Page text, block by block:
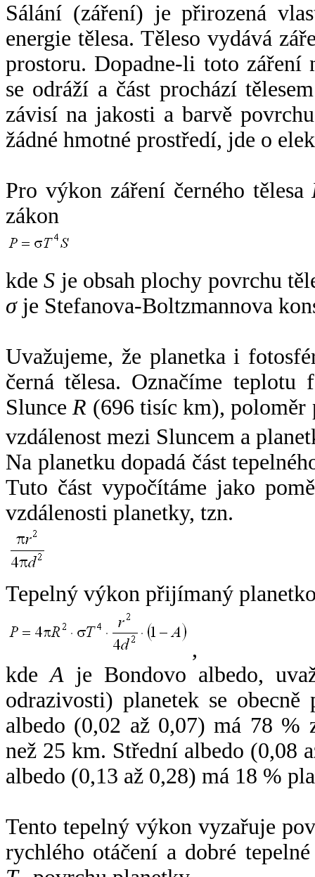
Sálání (záření) je přirozená
energie tělesa. Těleso vydává
prostoru. Dopadne-li toto záření
se odráží a část prochází
závisí na jakosti a barvě
žádné hmotné prostředí, jde o
Pro výkon záření černého tělesa
zákon
kdeS je obsah plochy povrchu
σje Stefanova-Boltzmannova
Uvažujeme, že planetka i
černá tělesa. Označíme
SlunceR (696 tisíc km),
vzdálenost mezi Sluncem a
Na planetku dopadá část
Tuto část vypočítáme jako
vzdálenosti planetky, tzn.
Tepelný výkon přijímaný
,
kdeA je Bondovo albedo,
odrazivosti) planetek se
albedo (0,02 až 0,07) má 78 %
než 25 km. Střední albedo (0,08
albedo (0,13 až 0,28) má 18 %
Tento tepelný výkon vyzařuje
rychlého otáčení a dobré